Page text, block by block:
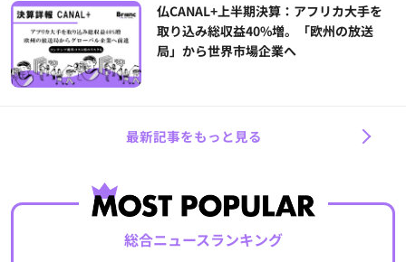
仏CANAL+上半期決算：アフリカ大手を
取り込み総収益40%増。「欧州の放送
局」から世界市場企業へ
最新記事をもっと見る
総合ニュースランキング